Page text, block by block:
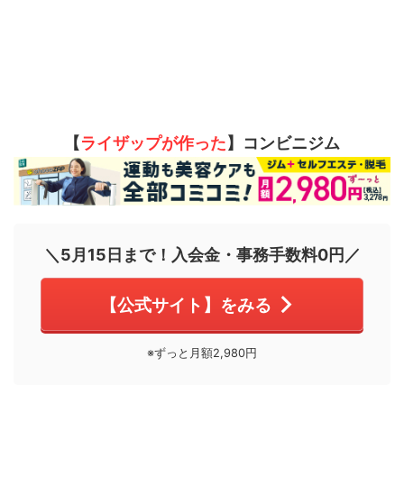
【ライザップが作った】コンビニジム
＼5月15日まで！入会金・事務手数料0円／
【公式サイト】をみる
※ずっと月額2,980円